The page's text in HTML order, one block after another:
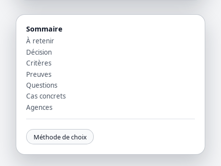
Sommaire
À retenir
Décision
Critères
Preuves
Questions
Cas concrets
Agences
Méthode de choix